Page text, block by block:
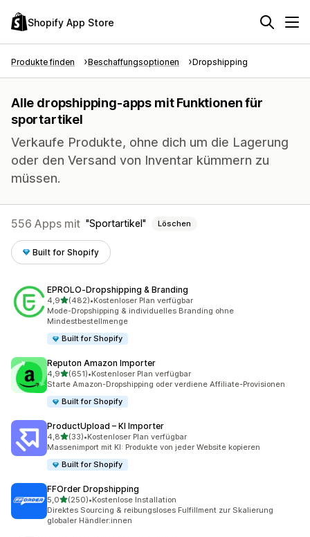
Shopify App Store
Produkte finden Beschaffungsoptionen Dropshipping
Alle dropshipping-apps mit Funktionen für
sportartikel
Verkaufe Produkte, ohne dich um die Lagerung
oder den Versand von Inventar kümmern zu
müssen.
556 Apps mit Sportartikel Löschen
Built for Shopify
EPROLO‑Dropshipping & Branding
4,9von 5 Sternen
(482)
482 Rezensionen insgesamt
•Kostenloser Plan verfügbar
Mode-Dropshipping & individuelles Branding ohne
Mindestbestellmenge
Built for Shopify
Reputon Amazon Importer
4,9von 5 Sternen
(651)
651 Rezensionen insgesamt
•Kostenloser Plan verfügbar
Starte Amazon-Dropshipping oder verdiene Affiliate-Provisionen
Built for Shopify
ProductUpload – KI Importer
4,8von 5 Sternen
(33)
33 Rezensionen insgesamt
•Kostenloser Plan verfügbar
Massenimport mit KI: Produkte von jeder Website kopieren
Built for Shopify
FFOrder Dropshipping
5,0von 5 Sternen
(250)
250 Rezensionen insgesamt
•Kostenlose Installation
Direktes Sourcing & reibungsloses Fulfillment zur Skalierung
globaler Händler:innen